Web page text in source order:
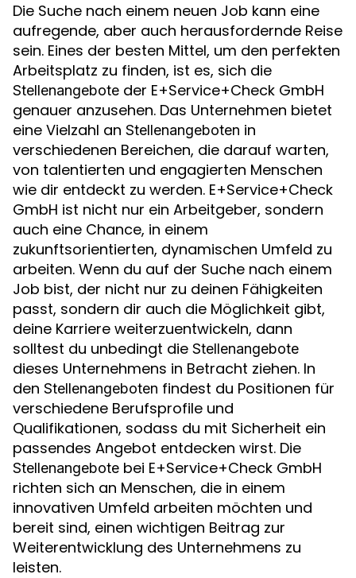
Die Suche nach einem neuen Job kann eine
aufregende, aber auch herausfordernde Reise
sein. Eines der besten Mittel, um den perfekten
Arbeitsplatz zu finden, ist es, sich die
Stellenangebote der E+Service+Check GmbH
genauer anzusehen. Das Unternehmen bietet
eine Vielzahl an Stellenangeboten in
verschiedenen Bereichen, die darauf warten,
von talentierten und engagierten Menschen
wie dir entdeckt zu werden. E+Service+Check
GmbH ist nicht nur ein Arbeitgeber, sondern
auch eine Chance, in einem
zukunftsorientierten, dynamischen Umfeld zu
arbeiten. Wenn du auf der Suche nach einem
Job bist, der nicht nur zu deinen Fähigkeiten
passt, sondern dir auch die Möglichkeit gibt,
deine Karriere weiterzuentwickeln, dann
solltest du unbedingt die Stellenangebote
dieses Unternehmens in Betracht ziehen. In
den Stellenangeboten findest du Positionen für
verschiedene Berufsprofile und
Qualifikationen, sodass du mit Sicherheit ein
passendes Angebot entdecken wirst. Die
Stellenangebote bei E+Service+Check GmbH
richten sich an Menschen, die in einem
innovativen Umfeld arbeiten möchten und
bereit sind, einen wichtigen Beitrag zur
Weiterentwicklung des Unternehmens zu
leisten.